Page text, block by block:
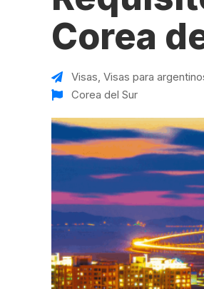
Working Holidays
Malta
Reino Unido
VER TODAS LAS
Corea
Visas, Visas para
Corea del Sur